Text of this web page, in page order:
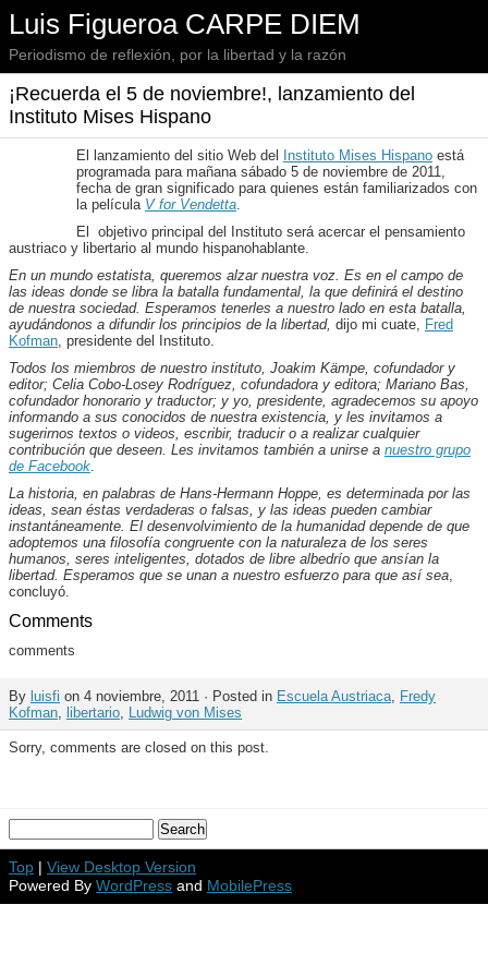
Luis Figueroa CARPE DIEM
Periodismo de reflexión, por la libertad y la razón
¡Recuerda el 5 de noviembre!, lanzamiento del
Instituto Mises Hispano
El lanzamiento del sitio Web del Instituto Mises Hispano está
programada para mañana sábado 5 de noviembre de 2011,
fecha de gran significado para quienes están familiarizados con
la película V for Vendetta.
El objetivo principal del Instituto será acercar el pensamiento
austriaco y libertario al mundo hispanohablante.
En un mundo estatista, queremos alzar nuestra voz. Es en el campo de
las ideas donde se libra la batalla fundamental, la que definirá el destino
de nuestra sociedad. Esperamos tenerles a nuestro lado en esta batalla,
ayudándonos a difundir los principios de la libertad, dijo mi cuate, Fred
Kofman, presidente del Instituto.
Todos los miembros de nuestro instituto, Joakim Kämpe, cofundador y
editor; Celia Cobo-Losey Rodríguez, cofundadora y editora; Mariano Bas,
cofundador honorario y traductor; y yo, presidente, agradecemos su apoyo
informando a sus conocidos de nuestra existencia, y les invitamos a
sugerirnos textos o videos, escribir, traducir o a realizar cualquier
contribución que deseen. Les invitamos también a unirse a nuestro grupo
de Facebook.
La historia, en palabras de Hans-Hermann Hoppe, es determinada por las
ideas, sean éstas verdaderas o falsas, y las ideas pueden cambiar
instantáneamente. El desenvolvimiento de la humanidad depende de que
adoptemos una filosofía congruente con la naturaleza de los seres
humanos, seres inteligentes, dotados de libre albedrío que ansían la
libertad. Esperamos que se unan a nuestro esfuerzo para que así sea,
concluyó.
Comments
comments
By luisfi on 4 noviembre, 2011 · Posted in Escuela Austriaca, Fredy
Kofman, libertario, Ludwig von Mises
Sorry, comments are closed on this post.
Top | View Desktop Version
Powered By WordPress and MobilePress